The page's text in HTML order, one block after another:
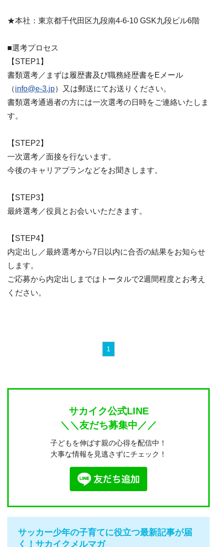
★本社：東京都千代田区九段南4-6-10 GSK九段ビル6階
■選考プロセス
【STEP1】
書類選考／まずは履歴書及び職務経歴書をEメール
（info@e-3.jp）又は郵送にてお送りください。
書類選考通過者の方には一次選考の日時をご連絡いたしま
す。
【STEP2】
一次選考／面接を行ないます。
今後のキャリアプランなどをお聞きします。
【STEP3】
最終選考／役員とお会いいただきます。
【STEP4】
内定出し／最終選考から7日以内に合否の結果をお知らせ
します。
ご応募から内定出しまではトータルで2週間程度とお考え
ください。
1
サカイク公式LINE
＼＼友だち募集中／／
子どもを伸ばす親の心得を配信中！
大事な情報を見逃さずにチェック！
サッカー少年の子育てに役立つ最新記事が届
く！サカイクメルマガ